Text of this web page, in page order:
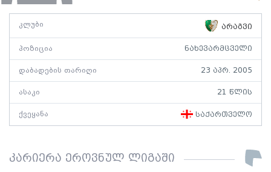
კლუბი არაგვი
პოზიცია ნახევარმცველი
დაბადების თარიღი 23 აპრ. 2005
ასაკი 21 წლის
ქვეყანა საქართველო
კარიერა ეროვნულ ლიგაში